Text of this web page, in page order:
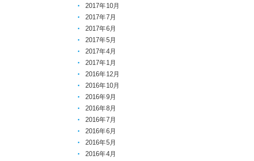
2017年10月
2017年7月
2017年6月
2017年5月
2017年4月
2017年1月
2016年12月
2016年10月
2016年9月
2016年8月
2016年7月
2016年6月
2016年5月
2016年4月